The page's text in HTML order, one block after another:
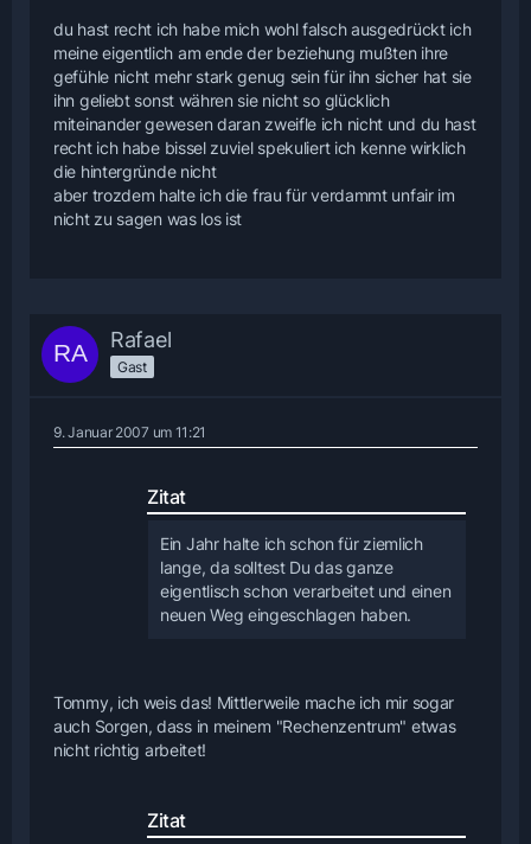
du hast recht ich habe mich wohl falsch ausgedrückt ich
meine eigentlich am ende der beziehung mußten ihre
gefühle nicht mehr stark genug sein für ihn sicher hat sie
ihn geliebt sonst währen sie nicht so glücklich
miteinander gewesen daran zweifle ich nicht und du hast
recht ich habe bissel zuviel spekuliert ich kenne wirklich
die hintergründe nicht
aber trozdem halte ich die frau für verdammt unfair im
nicht zu sagen was los ist
Rafael
Gast
9. Januar 2007 um 11:21
Zitat
Ein Jahr halte ich schon für ziemlich
lange, da solltest Du das ganze
eigentlisch schon verarbeitet und einen
neuen Weg eingeschlagen haben.
Tommy, ich weis das! Mittlerweile mache ich mir sogar
auch Sorgen, dass in meinem "Rechenzentrum" etwas
nicht richtig arbeitet!
Zitat